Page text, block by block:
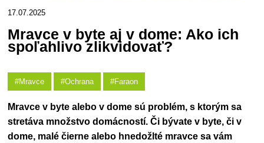
17.07.2025
Mravce v byte aj v dome: Ako ich
spoľahlivo zlikvidovať?
#Mravce #Ochrana #Faraon
Mravce v byte alebo v dome sú problém, s ktorým sa
stretáva množstvo domácností. Či bývate v byte, či v
dome, malé čierne alebo hnedožlté mravce sa vám